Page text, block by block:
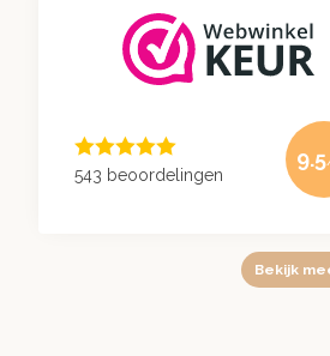
543 beoordelingen
9.5
Bekijk